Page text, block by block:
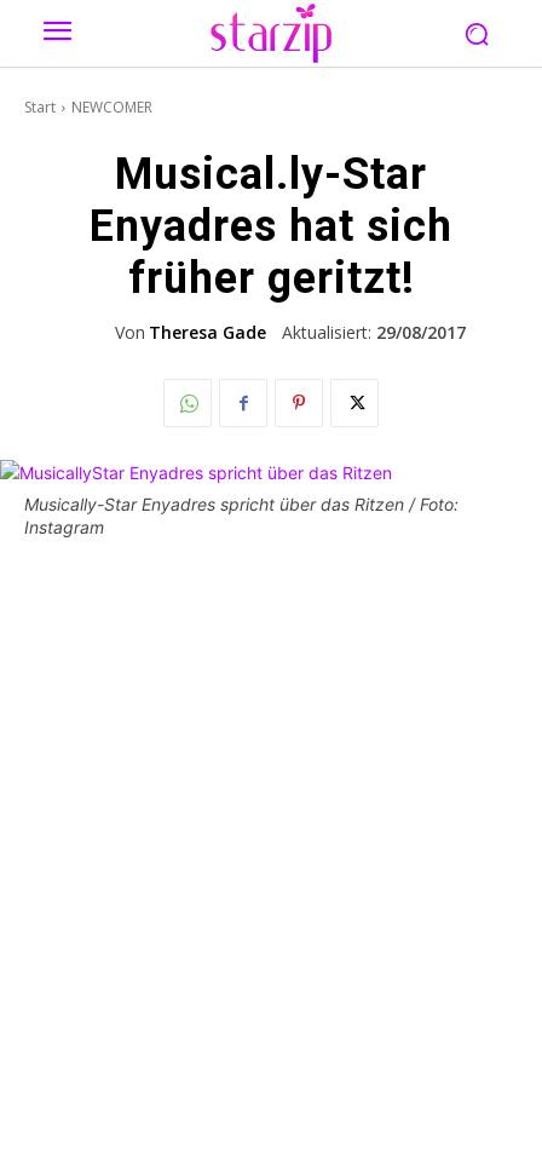
Start NEWCOMER
Musical.ly-Star
Enyadres hat sich
früher geritzt!
Von Theresa Gade Aktualisiert: 29/08/2017
Musically-Star Enyadres spricht über das Ritzen / Foto:
Instagram